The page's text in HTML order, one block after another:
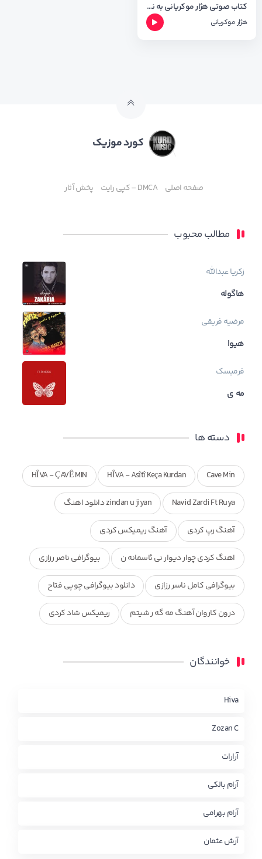
کتاب صوتی هژار موکریانی به نام چیشتی مجیور
هژار موکریانی
کورد موزیک
صفحه اصلی DMCA – کپی رایت پخش آثار
مطالب محبوب
زکریا عبدالله
هاگوله
مرضیه فریقی
هیوا
فرمیسک
مه ی
دسته ها
Cave Min
HÎVA - Asîtî Keça Kurdan
HÎVA - ÇAVÊ MIN
Navid Zardi Ft Ruya zindan u jiyan دانلود اهنگ
آهنگ رپ کردی آهنگ ریمیکس کردی
اهنگ کردی چوار دیوار نی ئاسمانه ن بیوگرافی ناصر رزازی
بیوگرافی کامل ناسر رزازی دانلود بیوگرافی چوپی فتاح
درون کاروان آهنگ مه گه ر شیتم ریمیکس شاد کردی
محمد جزا
چاو من
خوانندگان
Hiva
Zozan C
آرارات
آرام بالکی
آرام بهرامی
آرش عثمان